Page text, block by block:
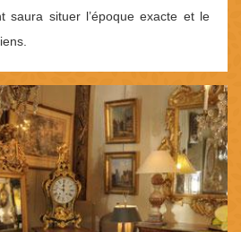
saura situer l’époque exacte et le